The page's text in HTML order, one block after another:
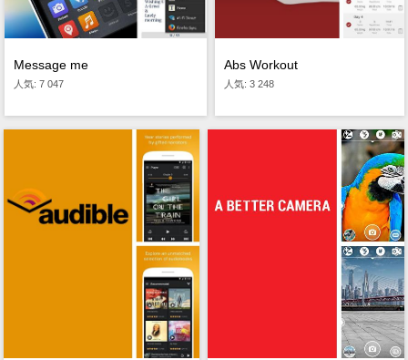
Message me
人気: 7 047
Abs Workout
人気: 3 248